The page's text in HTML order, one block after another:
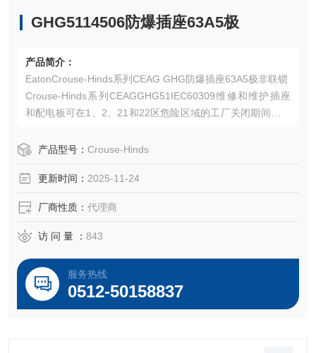
GHG5114506防爆插座63A5极
产品简介：
EatonCrouse-Hinds系列CEAG GHG防爆插座63A5极非联锁
Crouse-Hinds系列CEAGGHG51IEC60309维修和维护插座
和配电板可在1、2、21和22区危险区域的工厂关闭期间提供
GHG51IEC60309插座上的联锁和可锁定开关允许在防爆区
便可以安全地进行维护和维修工作。
产品型号： Crouse-Hinds
更新时间： 2025-11-24
厂商性质： 代理商
访 问 量 ： 843
服务热线
0512-50158837